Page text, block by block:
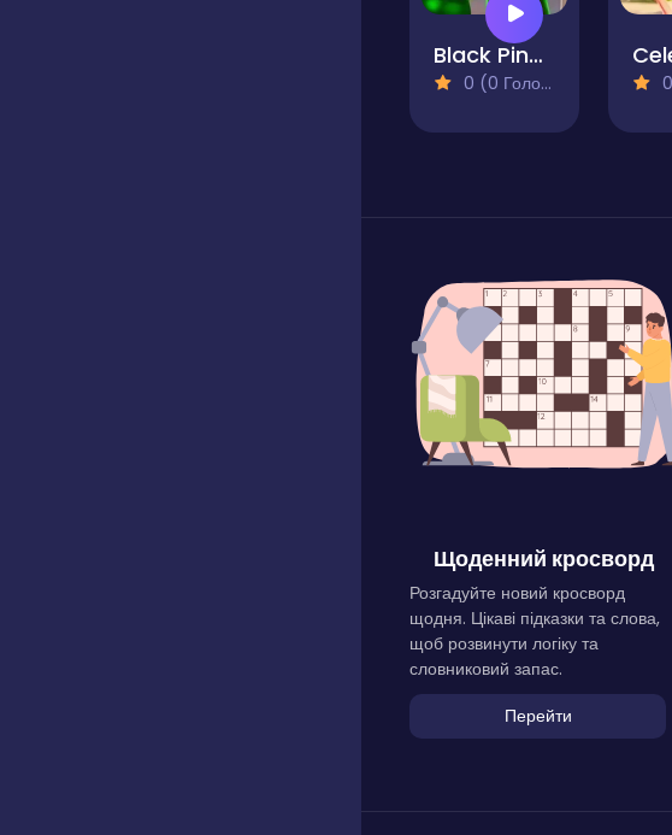
Black Pink St.Patricks day Concert
0 (0 Голосів)
Щоденний кросворд
Розгадуйте новий кросворд
щодня. Цікаві підказки та слова,
щоб розвинути логіку та
словниковий запас.
Перейти